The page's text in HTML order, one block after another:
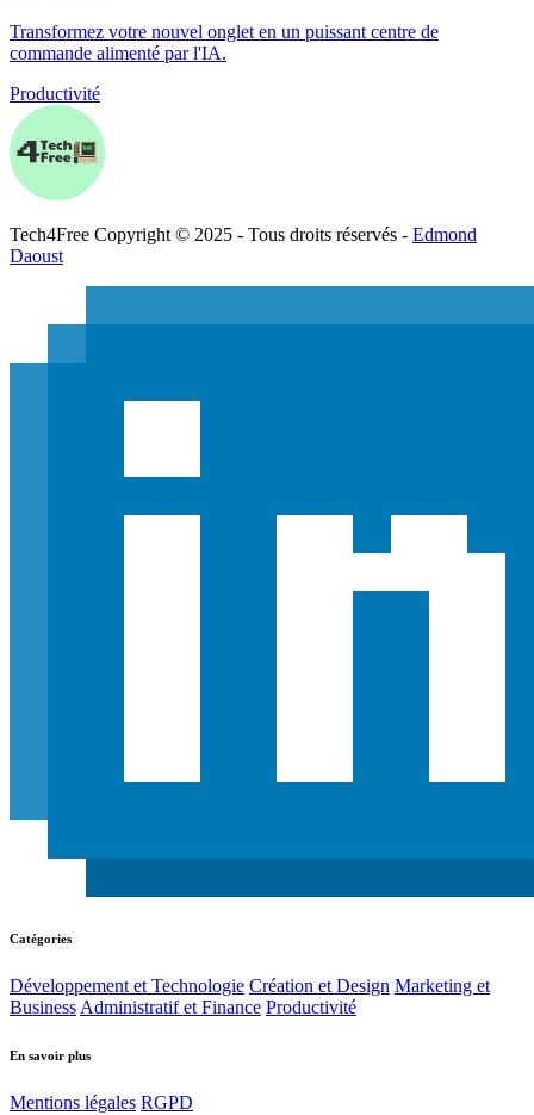
Transformez votre nouvel onglet en un puissant centre de
commande alimenté par l'IA.
Productivité
Tech4Free Copyright © 2025 - Tous droits réservés - Edmond
Daoust
Catégories
Développement et Technologie Création et Design Marketing et
Business Administratif et Finance Productivité
En savoir plus
Mentions légales RGPD